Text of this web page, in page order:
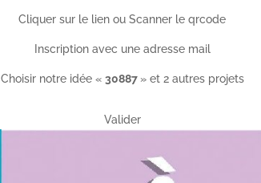
Cliquer sur le lien ou Scanner le qrcode
Inscription avec une adresse mail
Choisir notre idée « 30887 » et 2 autres projets
Valider